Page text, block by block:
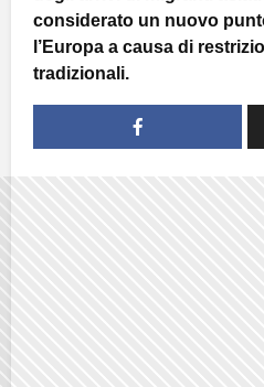
considerato un nuovo
l’Europa a causa di
tradizionali.